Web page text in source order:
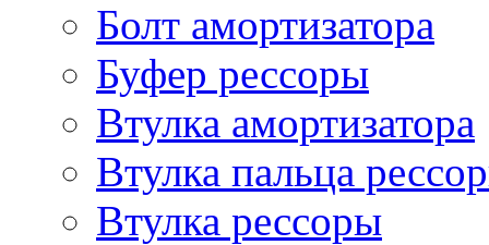
Болт амортизатора
Буфер рессоры
Втулка амортизатора
Втулка пальца
Втулка рессоры